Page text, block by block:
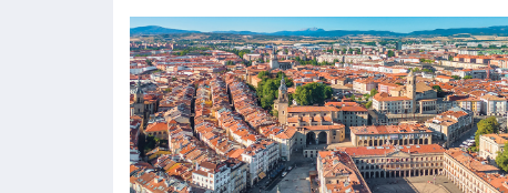
semaforizado para mejorar la seguridad y
eliminará las retenciones en este punto de acceso
al municipio. El Consejo de Gobierno ha aprobado
el proyecto constructivo qu